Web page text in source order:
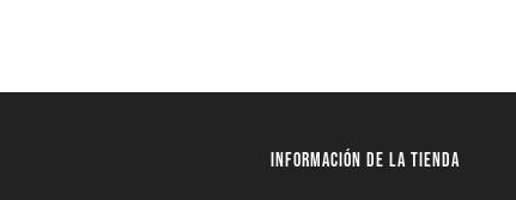
INFORMACIÓN DE LA TIENDA